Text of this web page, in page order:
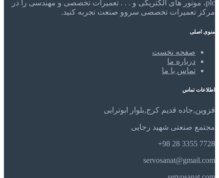
plc، موتور های الکتریکی و . . . تعمیرات تخصصی و مهندسی را در
مرکز تعمیرات تخصصی سروو صنعت تجربه کنید.
منوی اصلی
صفحه نخست
درباره ما
تماس با ما
اطلاعات تماس
قزوین,جاده قدیم کرج,بلوار ابوترابی
مجتمع صنعتی شهید رجایی
7728 3355 28 98+
servosanat@gmail.com